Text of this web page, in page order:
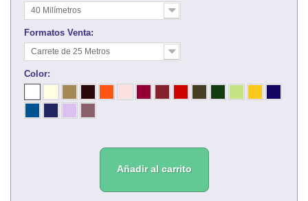
40 Milímetros
Formatos Venta:
Carrete de 25 Metros
Color:
Añadir al carrito